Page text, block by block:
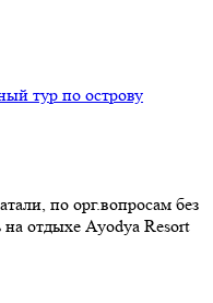
тур по острову
по орг.вопросам без
отдыхе Ayodya Resort